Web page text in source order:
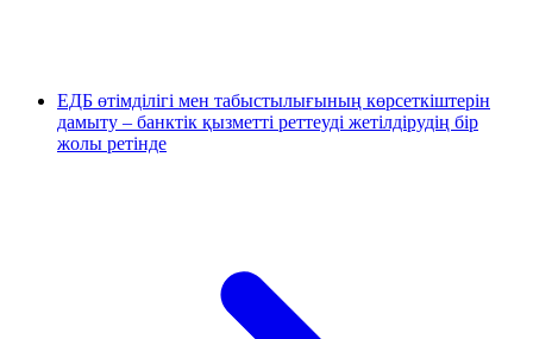
ЕДБ өтімділігі мен табыстылығының көрсеткіштерін
дамыту – банктік қызметті реттеуді жетілдірудің бір
жолы ретінде